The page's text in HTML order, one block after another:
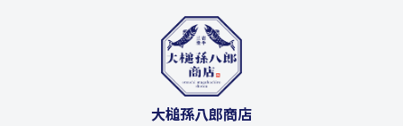
大槌孫八郎商店